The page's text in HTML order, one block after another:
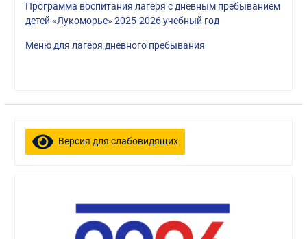
Программа воспитания лагеря с дневным пребыванием
детей «Лукоморье» 2025-2026 учебный год
Меню для лагеря дневного пребывания
Версия для слабовидящих